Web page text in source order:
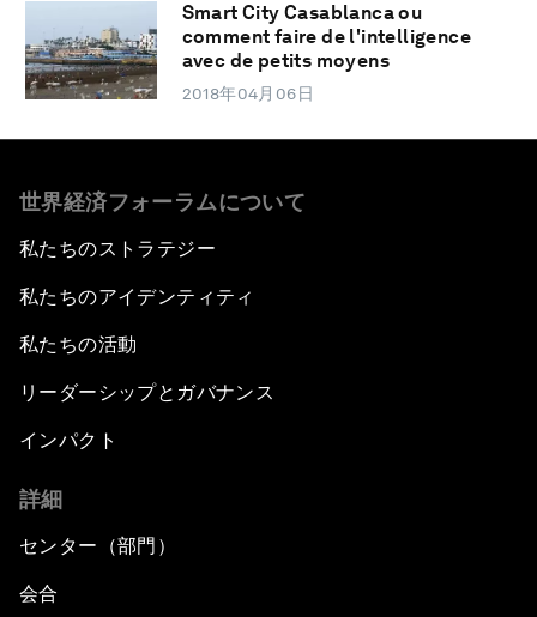
Smart City Casablanca ou
comment faire de l'intelligence
avec de petits moyens
2018年04月06日
世界経済フォーラムについて
私たちのストラテジー
私たちのアイデンティティ
私たちの活動
リーダーシップとガバナンス
インパクト
詳細
センター（部門）
会合